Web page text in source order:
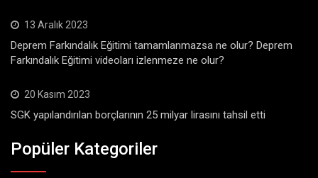
13 Aralık 2023
Deprem Farkındalık Eğitimi tamamlanmazsa ne olur? Deprem
Farkındalık Eğitimi videoları izlenmeze ne olur?
20 Kasım 2023
SGK yapılandırılan borçlarının 25 milyar lirasını tahsil etti
Popüler Kategoriler